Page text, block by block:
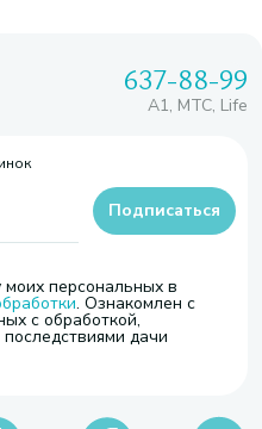
637-88-99
A1, МТС, Life
персональных в
. Ознакомлен с
с обработкой,
дачи
Подписаться